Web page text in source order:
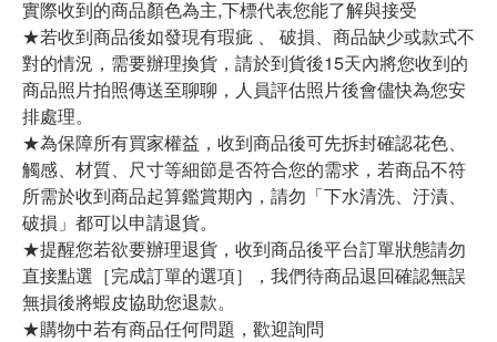
實際收到的商品顏色為主,下標代表您能了解與接受
★若收到商品後如發現有瑕疵 、 破損、商品缺少或款式不
對的情況，需要辦理換貨，請於到貨後15天內將您收到的
商品照片拍照傳送至聊聊，人員評估照片後會儘快為您安
排處理。
★為保障所有買家權益，收到商品後可先拆封確認花色、
觸感、材質、尺寸等細節是否符合您的需求，若商品不符
所需於收到商品起算鑑賞期內，請勿「下水清洗、汙漬、
破損」都可以申請退貨。
★提醒您若欲要辦理退貨，收到商品後平台訂單狀態請勿
直接點選［完成訂單的選項］，我們待商品退回確認無誤
無損後將蝦皮協助您退款。
★購物中若有商品任何問題，歡迎詢問